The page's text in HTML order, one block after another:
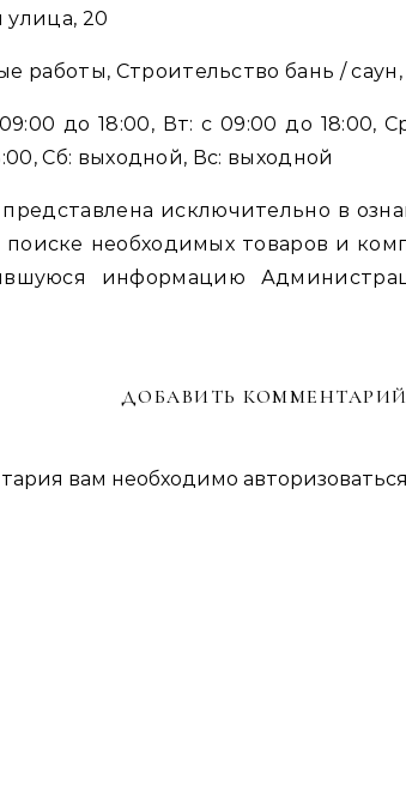
20
работы, Строительство бань /
до 18:00, Вт: с 09:00 до 18:00,
Сб: выходной, Вс: выходной
исключительно в
поиске необходимых товаров и
информацию
ДОБАВИТЬ КОММЕНТАРИЙ
вам необходимо авторизоваться